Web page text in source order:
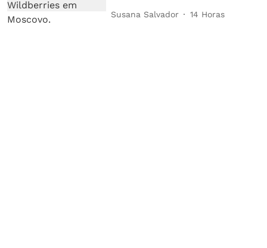
Susana Salvador 14 Horas